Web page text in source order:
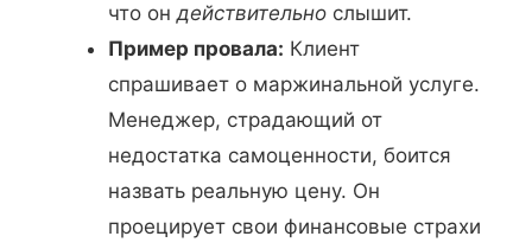
что ондействительно слышит.
Пример провала: Клиент
спрашивает о маржинальной услуге.
Менеджер, страдающий от
недостатка самоценности, боится
назвать реальную цену. Он
проецирует свои финансовые страхи